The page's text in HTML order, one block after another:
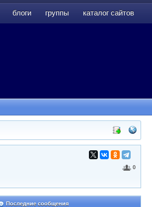
блоги группы каталог сайтов
0
Последние сообщения